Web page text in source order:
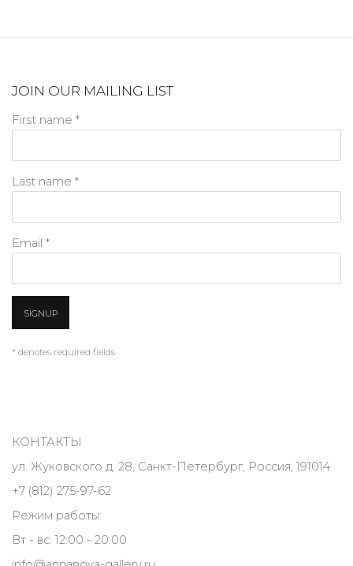
JOIN OUR MAILING LIST
First name *
Last name *
Email *
SIGNUP
* denotes required fields
КОНТАКТЫ
ул. Жуковского д. 28, Санкт-Петербург, Россия, 191014
+7 (812) 275-97-62
Режим работы:
Вт - вс: 12:00 - 20:00